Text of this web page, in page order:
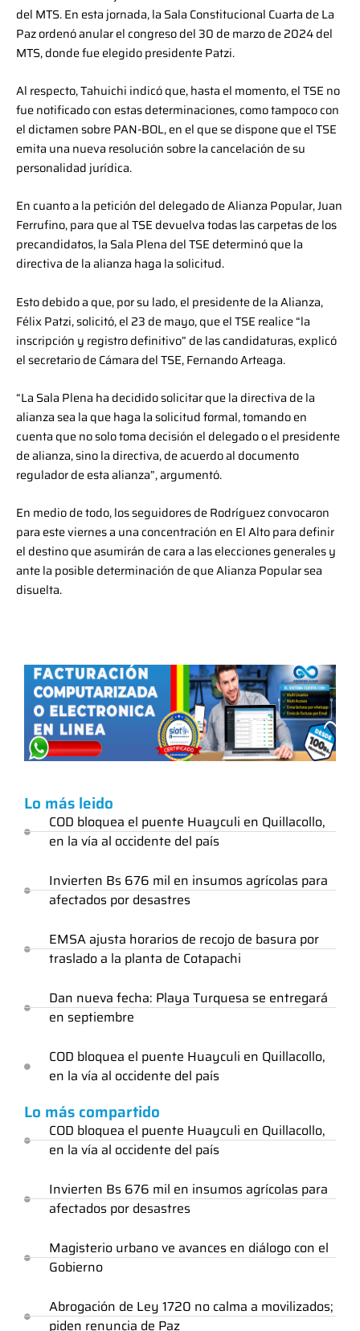
del MTS. En esta jornada, la Sala Constitucional Cuarta de La
Paz ordenó anular el congreso del 30 de marzo de 2024 del
MTS, donde fue elegido presidente Patzi.
Al respecto, Tahuichi indicó que, hasta el momento, el TSE no
fue notificado con estas determinaciones, como tampoco con
el dictamen sobre PAN-BOL, en el que se dispone que el TSE
emita una nueva resolución sobre la cancelación de su
personalidad jurídica.
En cuanto a la petición del delegado de Alianza Popular, Juan
Ferrufino, para que al TSE devuelva todas las carpetas de los
precandidatos, la Sala Plena del TSE determinó que la
directiva de la alianza haga la solicitud.
Esto debido a que, por su lado, el presidente de la Alianza,
Félix Patzi, solicitó, el 23 de mayo, que el TSE realice “la
inscripción y registro definitivo” de las candidaturas, explicó
el secretario de Cámara del TSE, Fernando Arteaga.
“La Sala Plena ha decidido solicitar que la directiva de la
alianza sea la que haga la solicitud formal, tomando en
cuenta que no solo toma decisión el delegado o el presidente
de alianza, sino la directiva, de acuerdo al documento
regulador de esta alianza”, argumentó.
En medio de todo, los seguidores de Rodríguez convocaron
para este viernes a una concentración en El Alto para definir
el destino que asumirán de cara a las elecciones generales y
ante la posible determinación de que Alianza Popular sea
disuelta.
Lo más leido
COD bloquea el puente Huayculi en Quillacollo,
en la vía al occidente del país
Invierten Bs 676 mil en insumos agrícolas para
afectados por desastres
EMSA ajusta horarios de recojo de basura por
traslado a la planta de Cotapachi
Dan nueva fecha: Playa Turquesa se entregará
en septiembre
COD bloquea el puente Huayculi en Quillacollo,
en la vía al occidente del país
Lo más compartido
COD bloquea el puente Huayculi en Quillacollo,
en la vía al occidente del país
Invierten Bs 676 mil en insumos agrícolas para
afectados por desastres
Magisterio urbano ve avances en diálogo con el
Gobierno
Abrogación de Ley 1720 no calma a movilizados;
piden renuncia de Paz